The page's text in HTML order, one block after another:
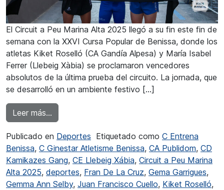
El Circuit a Peu Marina Alta 2025 llegó a su fin este fin de
semana con la XXVI Cursa Popular de Benissa, donde los
atletas Kiket Roselló (CA Gandía Alpesa) y María Isabel
Ferrer (Llebeig Xàbia) se proclamaron vencedores
absolutos de la última prueba del circuito. La jornada, que
se desarrolló en un ambiente festivo […]
Leer más…
Publicado en Deportes Etiquetado como C Entrena
Benissa, C Ginestar Atletisme Benissa, CA Publidom, CD
Kamikazes Gang, CE Llebeig Xábia, Circuit a Peu Marina
Alta 2025, deportes, Fran De La Cruz, Gema Garrigues,
Gemma Ann Selby, Juan Francisco Cuello, Kiket Roselló,